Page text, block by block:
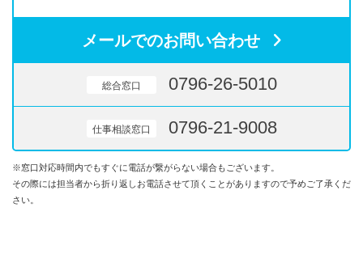
メールでのお問い合わせ
総合窓口 0796-26-5010
仕事相談窓口 0796-21-9008
※窓口対応時間内でもすぐに電話が繋がらない場合もございます。
その際には担当者から折り返しお電話させて頂くことがありますので予めご了承くだ
さい。